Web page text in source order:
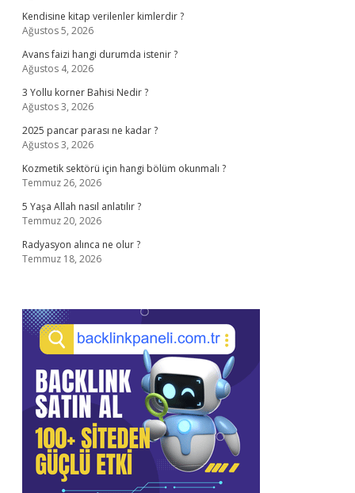
Kendisine kitap verilenler kimlerdir ?
Ağustos 5, 2026
Avans faizi hangi durumda istenir ?
Ağustos 4, 2026
3 Yollu korner Bahisi Nedir ?
Ağustos 3, 2026
2025 pancar parası ne kadar ?
Ağustos 3, 2026
Kozmetik sektörü için hangi bölüm okunmalı ?
Temmuz 26, 2026
5 Yaşa Allah nasıl anlatılır ?
Temmuz 20, 2026
Radyasyon alınca ne olur ?
Temmuz 18, 2026